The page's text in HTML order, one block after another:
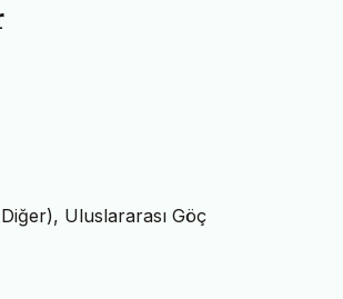
Uluslararası Göç